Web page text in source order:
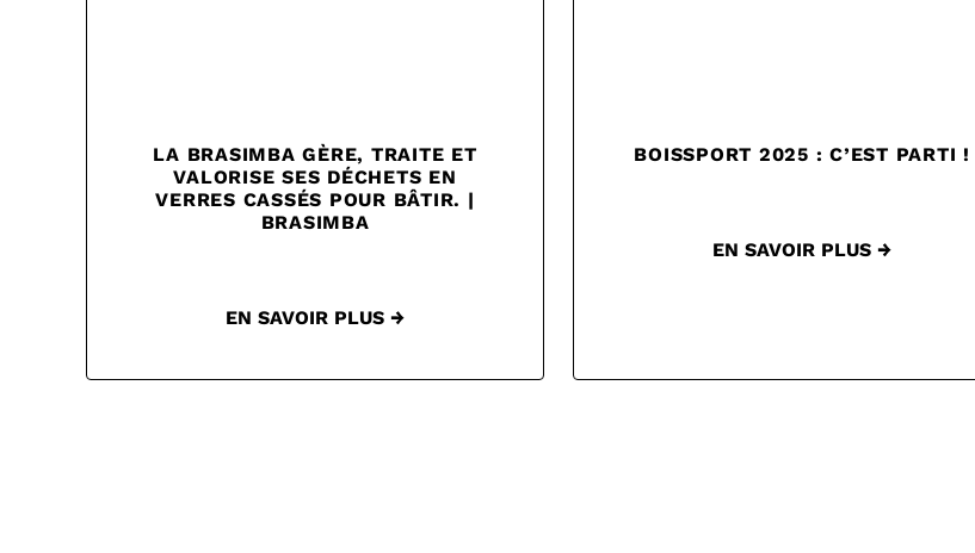
LA BRASIMBA GÈRE, TRAITE ET
VALORISE SES DÉCHETS EN
VERRES CASSÉS POUR BÂTIR. |
BRASIMBA
EN SAVOIR PLUS →
BOISSPORT 2025 : C’EST PARTI !
EN SAVOIR PLUS →